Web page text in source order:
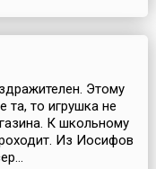
Этому
та, то игрушка не
К школьному
Из Иосифов